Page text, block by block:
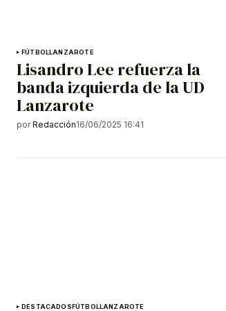
FÚTBOLLANZAROTE
Lisandro Lee refuerza la
banda izquierda de la UD
Lanzarote
por Redacción16/06/2025 16:41
DESTACADOSFÚTBOLLANZAROTE